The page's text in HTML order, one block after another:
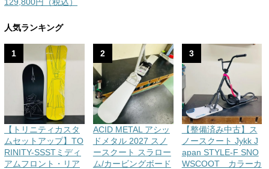
人気ランキング
1
【トリニティカスタ
ムセットアップ】TO
RINITY-SSSTミディ
アムフロント・リア
2
ACID METAL アシッ
ドメタル 2027 スノ
ースクート スラロー
ム/カービングボード
3
【整備済み中古】ス
ノースクート Jykk J
apan STYLE-F SNO
WSCOOT カラーカ